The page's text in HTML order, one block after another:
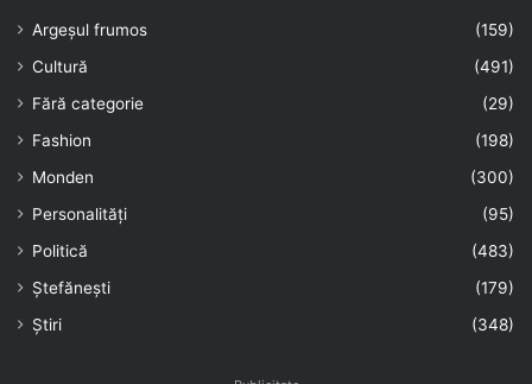
Argeșul frumos
(159)
Cultură
(491)
Fără categorie
(29)
Fashion
(198)
Monden
(300)
Personalități
(95)
Politică
(483)
Ștefănești
(179)
Știri
(348)